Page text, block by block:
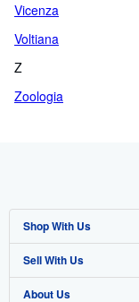
Vicenza
Voltiana
Z
Zoologia
Shop With Us
Advanced Search
Browse Collections
Sell With Us
Start Selling
About Us